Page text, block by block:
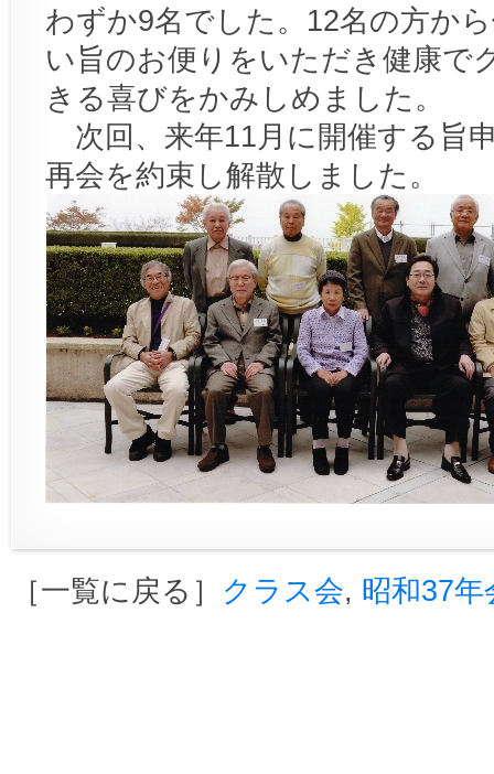
わずか9名でした。12名の方か
い旨のお便りをいただき健康で
きる喜びをかみしめました。
次回、来年11月に開催する旨
再会を約束し解散しました。
［一覧に戻る］ クラス会, 昭和37年